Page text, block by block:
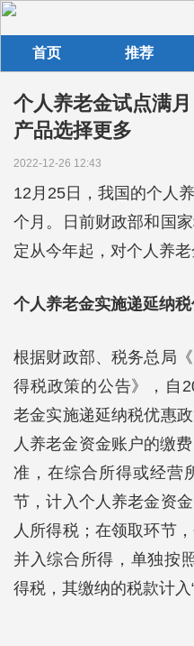
首页 推荐
个人养老金试点满
产品选择更多
2022-12-26 12:43
12月25日，我国的个人
个月。日前财政部和国
定从今年起，对个人养
个人养老金实施递延纳
根据财政部、税务总局
得税政策的公告》，自
老金实施递延纳税优惠
人养老金资金账户的缴
准，在综合所得或经营
节，计入个人养老金资
人所得税；在领取环节
并入综合所得，单独按
得税，其缴纳的税款计入